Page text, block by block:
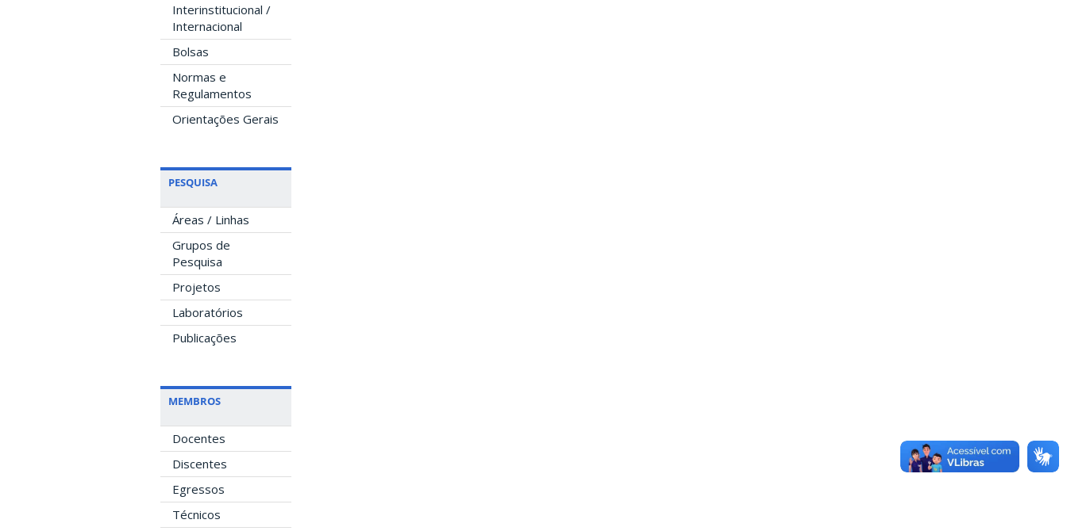
Interinstitucional /
Internacional
Bolsas
Normas e
Regulamentos
Orientações Gerais
PESQUISA
Áreas / Linhas
Grupos de
Pesquisa
Projetos
Laboratórios
Publicações
MEMBROS
Docentes
Discentes
Egressos
Técnicos